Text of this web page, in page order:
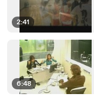
2:41
6:48